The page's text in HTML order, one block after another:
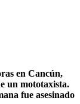
en Cancún,
un mototaxista.
fue asesinado